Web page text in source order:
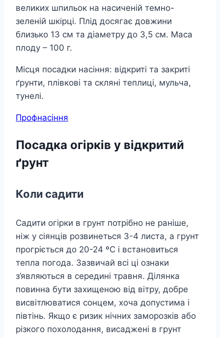
великих шпильок на насиченій темно-
зеленій шкірці. Плід досягає довжини
близько 13 см та діаметру до 3,5 см. Маса
плоду – 100 г.
Місця посадки насіння: відкриті та закриті
ґрунти, плівкові та скляні теплиці, мульча,
тунелі.
Профнасіння
Посадка огірків у відкритий
ґрунт
Коли садити
Садити огірки в грунт потрібно не раніше,
ніж у сіянців розвинеться 3-4 листа, а грунт
прогріється до 20-24 ºC і встановиться
тепла погода. Зазвичай всі ці ознаки
з’являються в середині травня. Ділянка
повинна бути захищеною від вітру, добре
висвітлюватися сонцем, хоча допустима і
півтінь. Якщо є ризик нічних заморозків або
різкого похолодання, висаджені в грунт